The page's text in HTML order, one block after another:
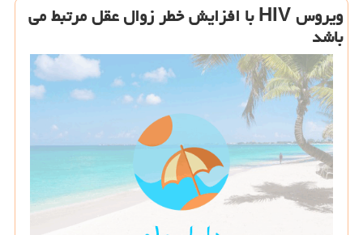
ویروس HIV با افزایش خطر زوال عقل مرتبط می
باشد